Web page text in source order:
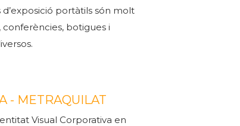
portàtils són molt
botigues i
- METRAQUILAT
Visual Corporativa en